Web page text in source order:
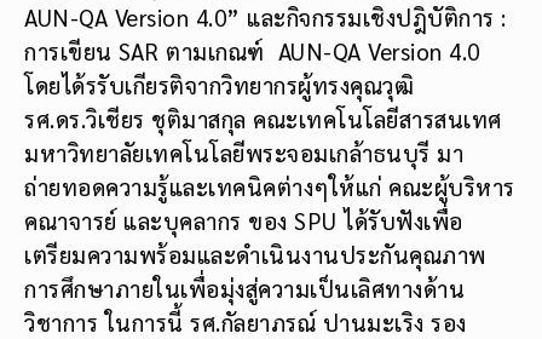
AUN-QA Version 4.0” และกิจกรรมเชิงปฎิบัติการ :
การเขียน SAR ตามเกณฑ์ AUN-QA Version 4.0
โดยได้รรับเกียรติจากวิทยากรผู้ทรงคุณวุฒิ
รศ.ดร.วิเชียร ชุติมาสกุล คณะเทคโนโลยีสารสนเทศ
มหาวิทยาลัยเทคโนโลยีพระจอมเกล้าธนบุรี มา
ถ่ายทอดความรู้และเทคนิคต่างๆให้แก่ คณะผู้บริหาร
คณาจารย์ และบุคลากร ของ SPU ได้รับฟังเพื่อ
เตรียมความพร้อมและดำเนินงานประกันคุณภาพ
การศึกษาภายในเพื่อมุ่งสู่ความเป็นเลิศทางด้าน
วิชาการ ในการนี้ รศ.กัลยาภรณ์ ปานมะเริง รอง